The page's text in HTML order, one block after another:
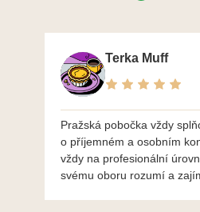
Terka Muff
Pražská pobočka vždy
o příjemném a osobním
vždy na profesionální
svému oboru rozumí a